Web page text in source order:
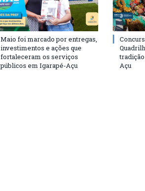
Maio foi marcado por entregas,
investimentos e ações que
fortaleceram os serviços
públicos em Igarapé-Açu
Açu